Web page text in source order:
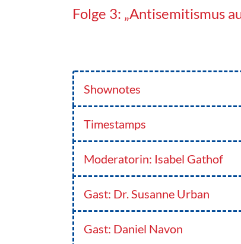
Folge 3: „Antisemitismus
Shownotes
Timestamps
Moderatorin: Isabel Gathof
Gast: Dr. Susanne Urban
Gast: Daniel Navon